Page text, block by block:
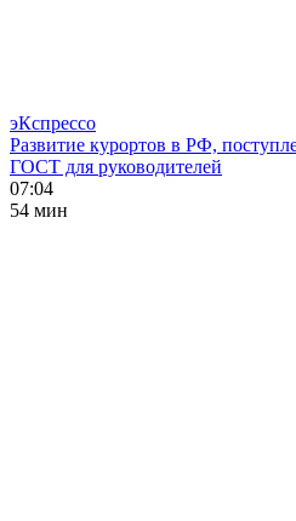
эКспрессо
Развитие курортов в РФ,
ГОСТ для руководителей
07:04
54 мин